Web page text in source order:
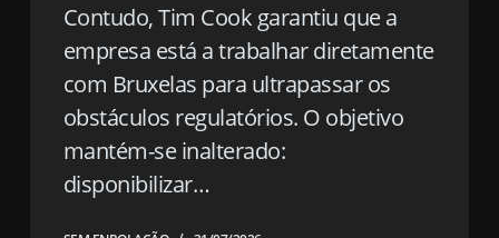
Contudo, Tim Cook garantiu que a
empresa está a trabalhar diretamente
com Bruxelas para ultrapassar os
obstáculos regulatórios. O objetivo
mantém-se inalterado:
disponibilizar…